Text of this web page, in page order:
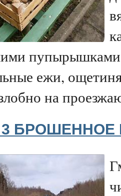
ежи,
на
3 БРОШЕННОЕ